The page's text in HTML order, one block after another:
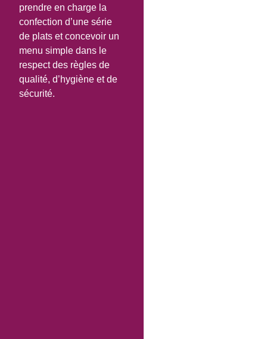
prendre en charge la
confection d’une série
de plats et concevoir un
menu simple dans le
respect des règles de
qualité, d’hygiène et de
sécurité.